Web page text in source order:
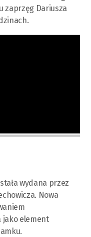
zaprzęg Dariusza
wydana przez
Nowa
jako element